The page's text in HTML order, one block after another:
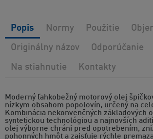
Moderný ľahkobežný motorový olej
nízkym obsahom popolovín, určený na
Kombinácia nekonvenčných základových
syntetickou technológiou a najnovších
olej výborne chráni pred opotrebením,
pohonných hmôt a zaisťuje rýchle
Popis Normy Použitie
Originálny názov Odporúčanie
Na stiahnutie Kontakty